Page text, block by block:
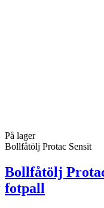
På lager
Bollfåtölj Protac Sensit
Bollfåtölj
fotpall